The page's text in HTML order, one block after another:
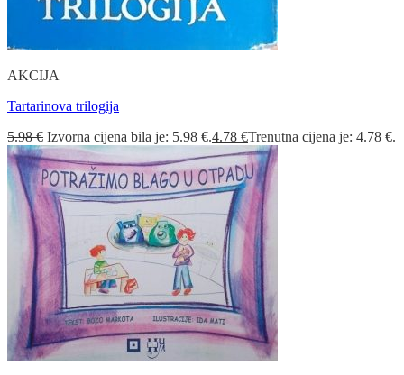
AKCIJA
Tartarinova trilogija
5.98€ Izvorna cijena bila je: 5.98 €.4.78 €Trenutna cijena je: 4.78 €.